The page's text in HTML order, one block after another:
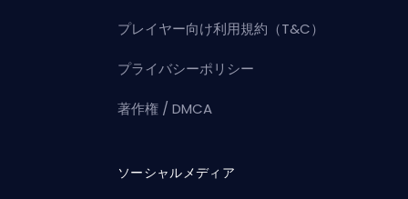
プレイヤー向け利用規約（T&C）
プライバシーポリシー
著作権 / DMCA
ソーシャルメディア